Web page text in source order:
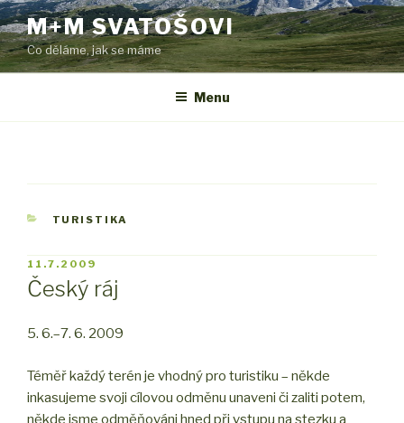
Přejít
k
obsahu
webu
M+M SVATOŠOVI
Co děláme, jak se máme
Menu
RUBRIKY
TURISTIKA
PUBLIKOVÁNO
11.7.2009
Český ráj
5. 6.–7. 6. 2009
Téměř každý terén je vhodný pro turistiku – někde
inkasujeme svoji cílovou odměnu unaveni či zaliti potem,
někde jsme odměňováni hned při vstupu na stezku a